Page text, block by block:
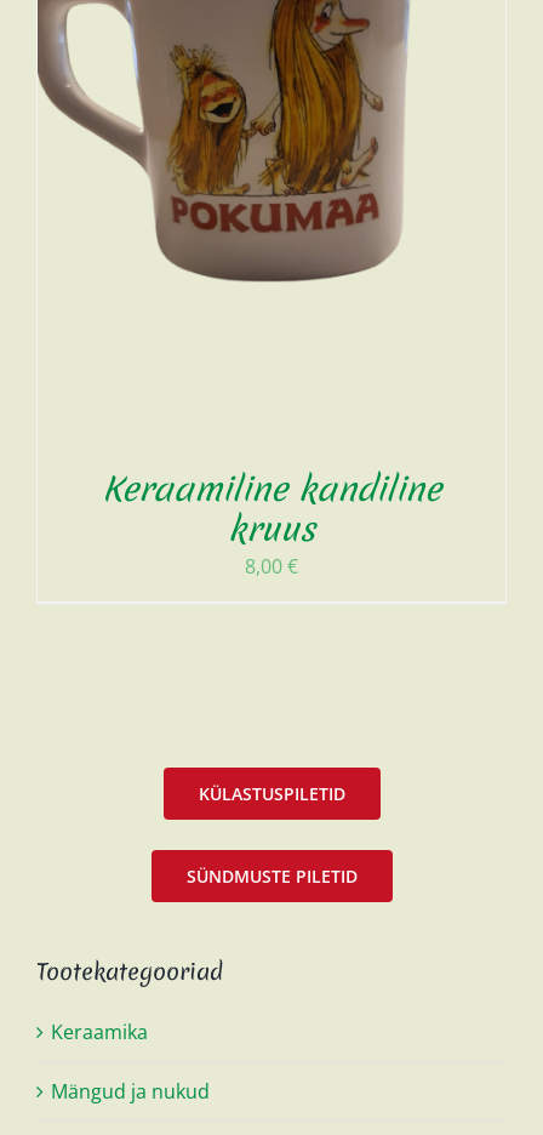
Keraamiline kandiline
kruus
8,00€
KÜLASTUSPILETID
SÜNDMUSTE PILETID
Tootekategooriad
Keraamika
Mängud ja nukud